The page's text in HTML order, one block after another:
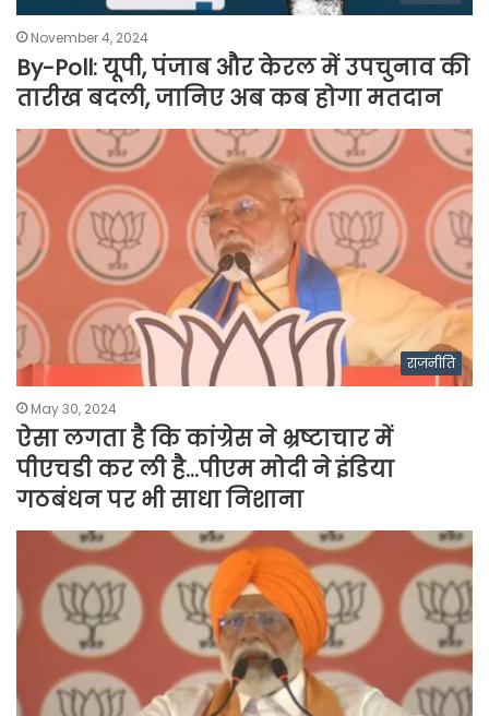
November 4, 2024
By-Poll: यूपी, पंजाब और केरल में उपचुनाव की
तारीख बदली, जानिए अब कब होगा मतदान
राजनीति
May 30, 2024
ऐसा लगता है कि कांग्रेस ने भ्रष्टाचार में
पीएचडी कर ली है…पीएम मोदी ने इंडिया
गठबंधन पर भी साधा निशाना